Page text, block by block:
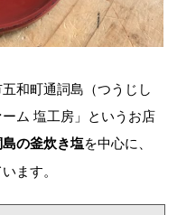
和町通詞島（つうじし
ム 塩工房」というお店
の釜炊き塩を中心に、
ます。